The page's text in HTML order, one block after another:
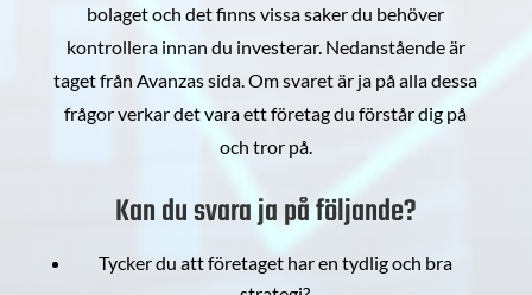
bolaget och det finns vissa saker du behöver
kontrollera innan du investerar. Nedanstående är
taget från Avanzas sida. Om svaret är ja på alla dessa
frågor verkar det vara ett företag du förstår dig på
och tror på.
Kan du svara ja på följande?
Tycker du att företaget har en tydlig och bra